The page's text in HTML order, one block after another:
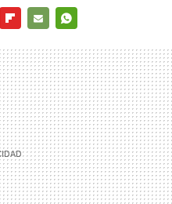
MAIL